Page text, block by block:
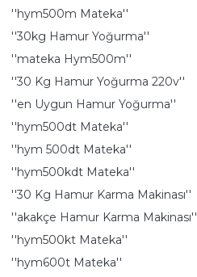
''hym500m Mateka''
''30kg Hamur Yoğurma''
''mateka Hym500m''
''30 Kg Hamur Yoğurma 220v''
''en Uygun Hamur Yoğurma''
''hym500dt Mateka''
''hym 500dt Mateka''
''hym500kdt Mateka''
''30 Kg Hamur Karma Makinası''
''akakçe Hamur Karma Makinası''
''hym500kt Mateka''
''hym600t Mateka''